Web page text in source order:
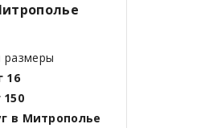
размеры
16
150
в Митрополье